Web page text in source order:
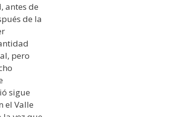
antes de
de la
pero
sigue
el Valle